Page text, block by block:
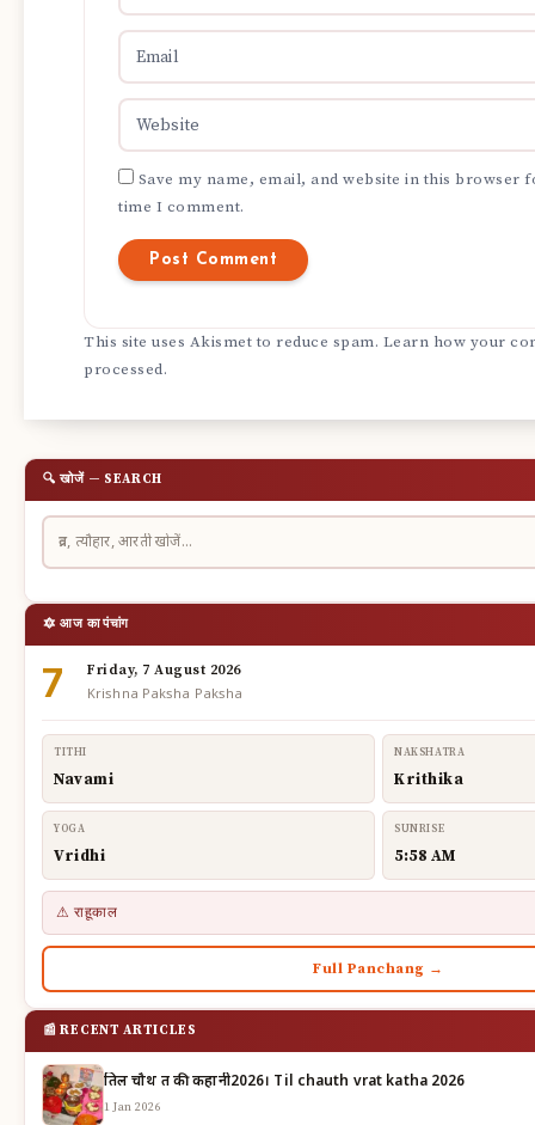
Save my name, email, and website in this browser
time I comment.
This site uses Akismet to reduce spam. Learn how your
processed.
🔍 खोजें — SEARCH
🔯 आज का पंचांग
7 Friday, 7 August 2026
Krishna Paksha Paksha
TITHI
Navami
NAKSHATRA
Krithika
YOGA
Vridhi
SUNRISE
5:58 AM
⚠ राहूकाल
Full Panchang →
📰 RECENT ARTICLES
तिल चौथ व्रत की कहानी2026। Til chauth vrat katha 2026
1 Jan 2026